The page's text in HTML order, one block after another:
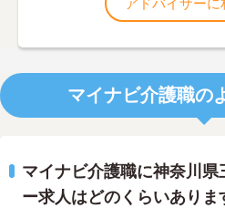
アドバイザーに
マイナビ介護職の
マイナビ介護職に神奈川
ー求人はどのくらいありま